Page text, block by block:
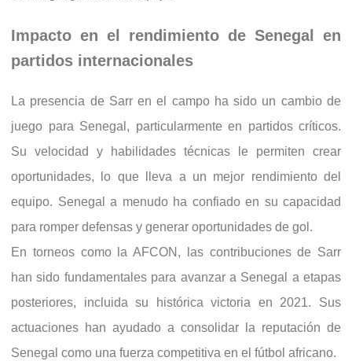
Impacto en el rendimiento de Senegal en
partidos internacionales
La presencia de Sarr en el campo ha sido un cambio de
juego para Senegal, particularmente en partidos críticos.
Su velocidad y habilidades técnicas le permiten crear
oportunidades, lo que lleva a un mejor rendimiento del
equipo. Senegal a menudo ha confiado en su capacidad
para romper defensas y generar oportunidades de gol.
En torneos como la AFCON, las contribuciones de Sarr
han sido fundamentales para avanzar a Senegal a etapas
posteriores, incluida su histórica victoria en 2021. Sus
actuaciones han ayudado a consolidar la reputación de
Senegal como una fuerza competitiva en el fútbol africano.